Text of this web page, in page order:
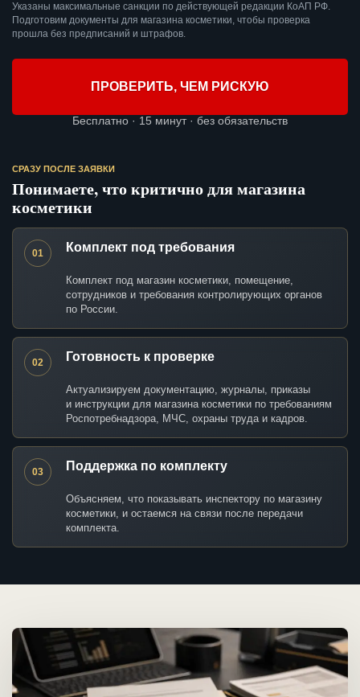
Указаны максимальные санкции по действующей редакции КоАП РФ.
Подготовим документы для магазина косметики, чтобы проверка
прошла без предписаний и штрафов.
ПРОВЕРИТЬ, ЧЕМ РИСКУЮ
Бесплатно · 15 минут · без обязательств
СРАЗУ ПОСЛЕ ЗАЯВКИ
Понимаете, что критично для магазина
косметики
01 Комплект под требования
Комплект под магазин косметики, помещение,
сотрудников и требования контролирующих органов
по России.
02 Готовность к проверке
Актуализируем документацию, журналы, приказы
и инструкции для магазина косметики по требованиям
Роспотребнадзора, МЧС, охраны труда и кадров.
03 Поддержка по комплекту
Объясняем, что показывать инспектору по магазину
косметики, и остаемся на связи после передачи
комплекта.